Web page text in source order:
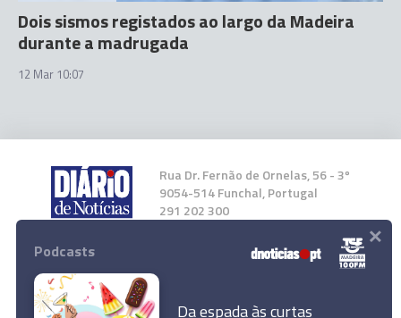
Dois sismos registados ao largo da Madeira
durante a madrugada
12 Mar 10:07
Rua Dr. Fernão de Ornelas, 56 - 3º
9054-514 Funchal, Portugal
291 202 300
Instale a nossa App
Podcasts
Da espada às curtas
×